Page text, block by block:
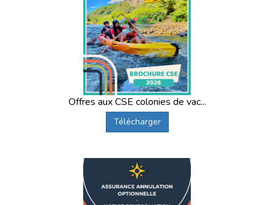
Offres aux CSE colonies de vac...
Télécharger